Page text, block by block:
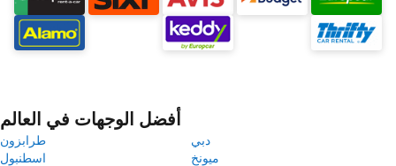
أفضل الوجهات في العالم
طرابزون
دبي
اسطنبول
ميونخ